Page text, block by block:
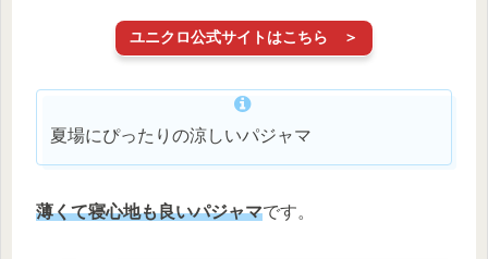
ユニクロ公式サイトはこちら ＞
夏場にぴったりの涼しいパジャマ
薄くて寝心地も良いパジャマです。